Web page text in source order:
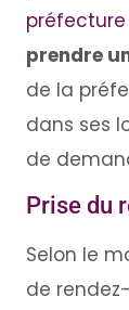
prendre
de la
dans ses
de
Prise du
Selon le
de